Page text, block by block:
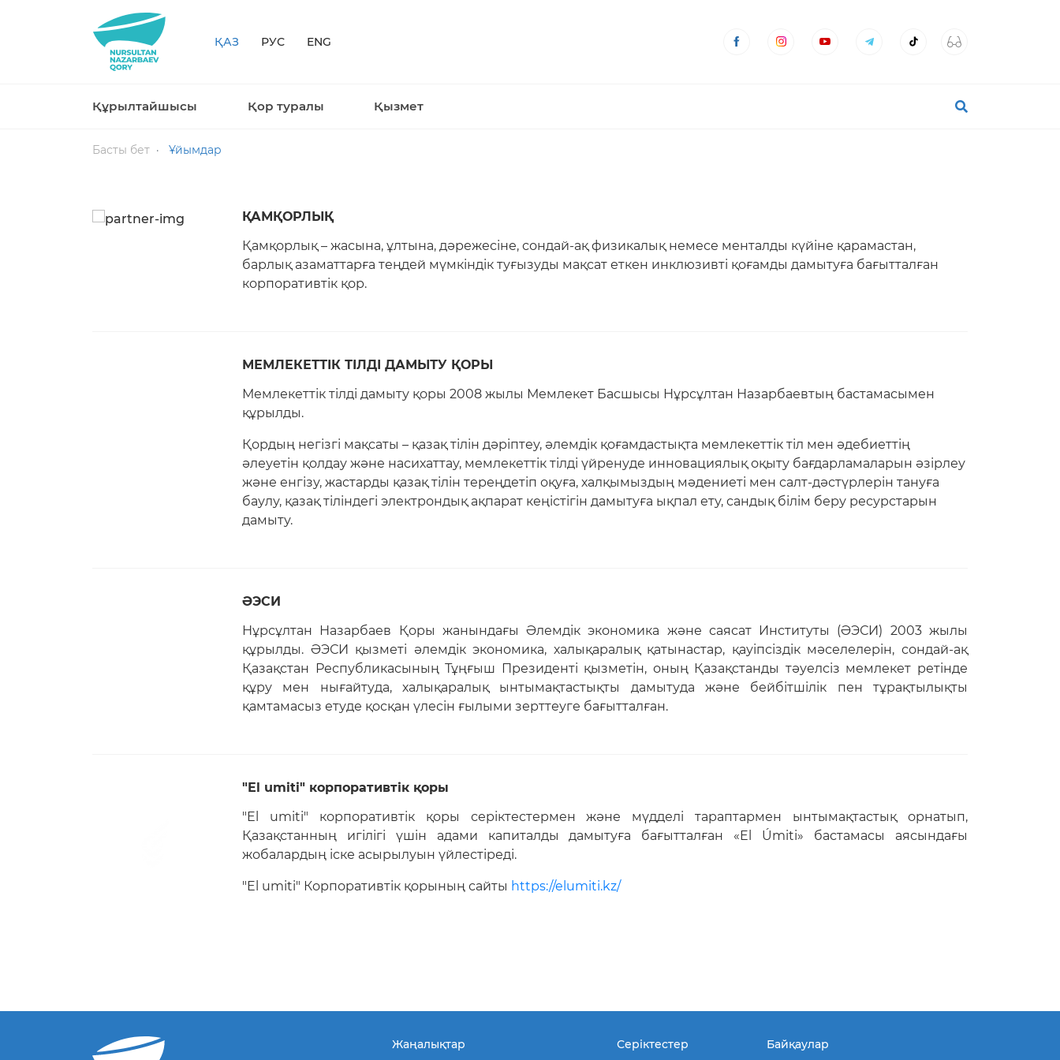
ҚАЗ РУС ENG
Құрылтайшысы Қор туралы Қызмет
Басты бет Ұйымдар
ҚАМҚОРЛЫҚ
Қамқорлық – жасына, ұлтына, дәрежесіне, сондай-ақ физикалық немесе менталды күйіне қарамастан,
барлық азаматтарға теңдей мүмкіндік туғызуды мақсат еткен инклюзивті қоғамды дамытуға бағытталған
корпоративтік қор.
МЕМЛЕКЕТТІК ТІЛДІ ДАМЫТУ ҚОРЫ
Мемлекеттік тілді дамыту қоры 2008 жылы Мемлекет Басшысы Нұрсұлтан Назарбаевтың бастамасымен
құрылды.
Қордың негізгі мақсаты – қазақ тілін дәріптеу, әлемдік қоғамдастықта мемлекеттік тіл мен әдебиеттің
әлеуетін қолдау және насихаттау, мемлекеттік тілді үйренуде инновациялық оқыту бағдарламаларын әзірлеу
және енгізу, жастарды қазақ тілін тереңдетіп оқуға, халқымыздың мәдениеті мен салт-дәстүрлерін тануға
баулу, қазақ тіліндегі электрондық ақпарат кеңістігін дамытуға ықпал ету, сандық білім беру ресурстарын
дамыту.
ӘЭСИ
Нұрсұлтан Назарбаев Қоры жанындағы Әлемдік экономика және саясат Институты (ӘЭСИ) 2003 жылы
құрылды. ӘЭСИ қызметі әлемдік экономика, халықаралық қатынастар, қауіпсіздік мәселелерін, сондай-ақ
Қазақстан Республикасының Тұңғыш Президенті қызметін, оның Қазақстанды тәуелсіз мемлекет ретінде
құру мен нығайтуда, халықаралық ынтымақтастықты дамытуда және бейбітшілік пен тұрақтылықты
қамтамасыз етуде қосқан үлесін ғылыми зерттеуге бағытталған.
"El umiti" корпоративтік қоры
"El umiti" корпоративтік қоры серіктестермен және мүдделі тараптармен ынтымақтастық орнатып,
Қазақстанның игілігі үшін адами капиталды дамытуға бағытталған «El Úmiti» бастамасы аясындағы
жобалардың іске асырылуын үйлестіреді.
"El umiti" Корпоративтік қорының сайты https://elumiti.kz/
Жаңалықтар Серіктестер Байқаулар